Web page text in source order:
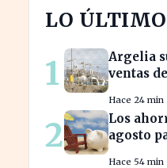
LO ÚLTIMO
1
Argelia
ventas
Hace 24 min
2
Los
agosto
Hace 54 min